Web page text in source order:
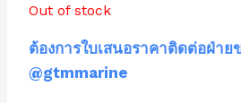
Out of stock
ต้องการใบเสนอราคาติดต่อฝ่า
@gtmmarine